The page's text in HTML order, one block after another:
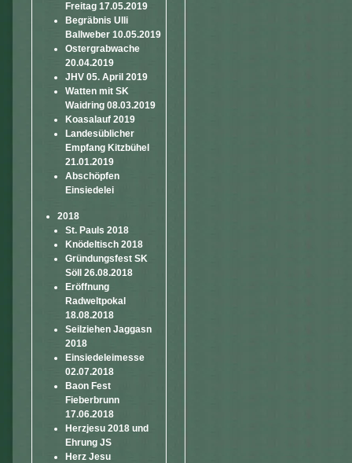
Freitag 17.05.2019
Begräbnis Ulli
Ballweber 10.05.2019
Ostergrabwache
20.04.2019
JHV 05. April 2019
Watten mit SK
Waidring 08.03.2019
Koasalauf 2019
Landesüblicher
Empfang Kitzbühel
21.01.2019
Abschöpfen
Einsiedelei
2018
St. Pauls 2018
Knödeltisch 2018
Gründungsfest SK
Söll 26.08.2018
Eröffnung
Radweltpokal
18.08.2018
Seilziehen Jaggasn
2018
Einsiedeleimesse
02.07.2018
Baon Fest
Fieberbrunn
17.06.2018
Herzjesu 2018 und
Ehrung JS
Herz Jesu